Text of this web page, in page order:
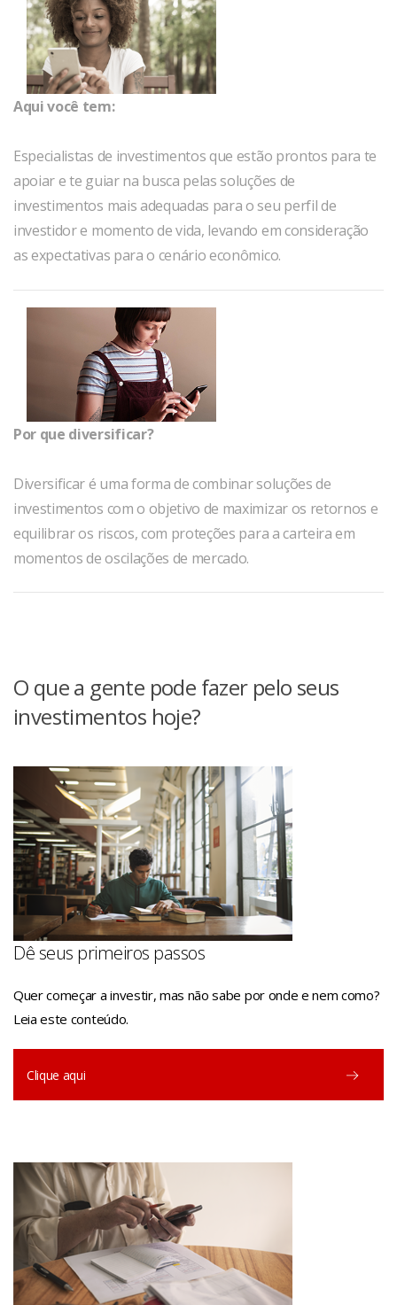
Aqui você tem:
Especialistas de investimentos que estão prontos para te
apoiar e te guiar na busca pelas soluções de
investimentos mais adequadas para o seu perfil de
investidor e momento de vida, levando em consideração
as expectativas para o cenário econômico.
Por que diversificar?
Diversificar é uma forma de combinar soluções de
investimentos com o objetivo de maximizar os retornos e
equilibrar os riscos, com proteções para a carteira em
momentos de oscilações de mercado.
O que a gente pode fazer pelo seus
investimentos hoje?
Dê seus primeiros passos
Quer começar a investir, mas não sabe por onde e nem como?
Leia este conteúdo.
Clique aqui